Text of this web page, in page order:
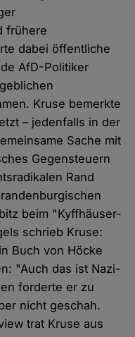
frühere
dabei öffentliche
AfD-Politiker
Kruse bemerkte
– jedenfalls in der
Sache mit
Gegensteuern
Rand
beim "Kyffhäuser-
schrieb Kruse:
Buch von Höcke
"Auch das ist Nazi-
forderte er zu
nicht geschah.
trat Kruse aus